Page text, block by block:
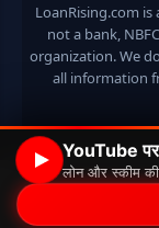
करोड़ का लोन
Griha
सकते है 8 लाख
PM
स्कीम के तहत
सब्सिडी
LoanRising.com
not a bank,
organization. We
all information
YouTube
लोन और स्कीम